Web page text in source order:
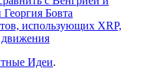
Бовта
использующих XRP,
Идеи.